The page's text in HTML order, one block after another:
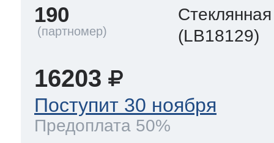
190
(LB18129)
16203
Поступит 30 ноября
Предоплата 50%